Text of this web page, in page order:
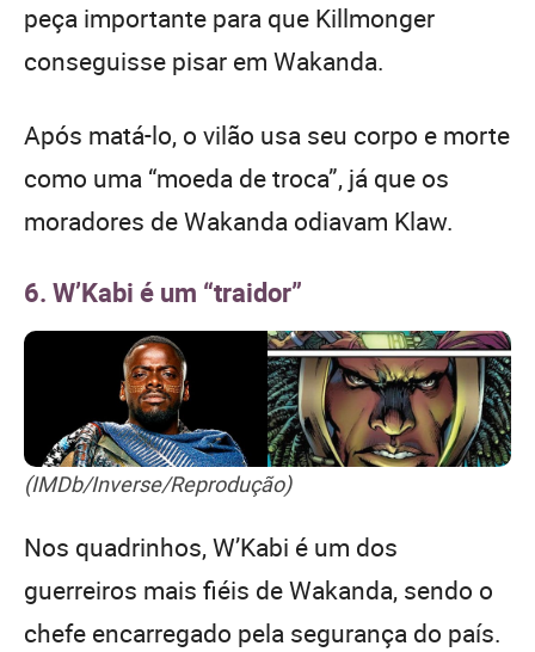
peça importante para que Killmonger
conseguisse pisar em Wakanda.
Após matá-lo, o vilão usa seu corpo e morte
como uma “moeda de troca”, já que os
moradores de Wakanda odiavam Klaw.
6. W’Kabi é um “traidor”
(IMDb/Inverse/Reprodução)
Nos quadrinhos, W’Kabi é um dos
guerreiros mais fiéis de Wakanda, sendo o
chefe encarregado pela segurança do país.